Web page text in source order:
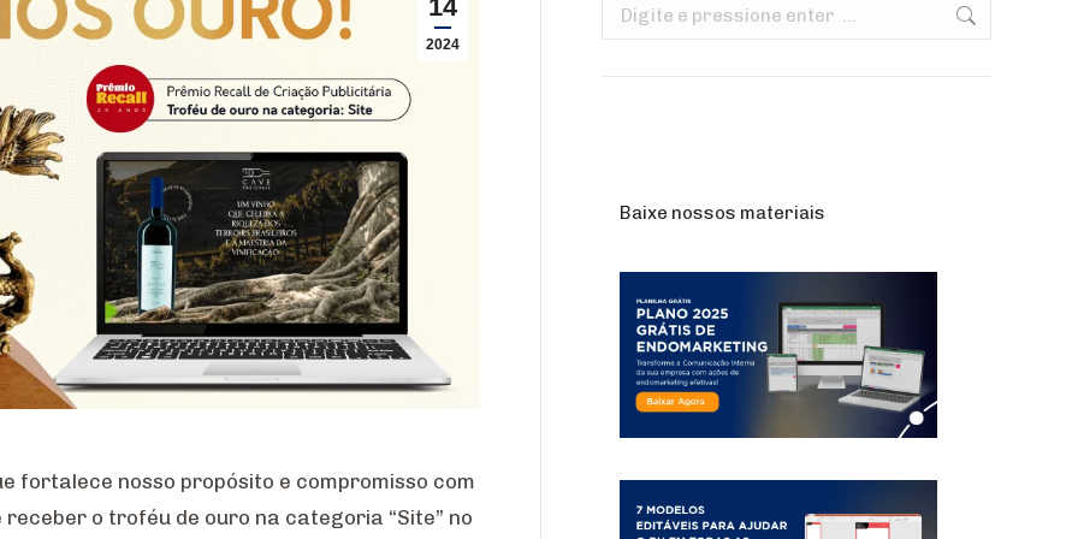
14
2024
fortalece nosso propósito e compromisso com
o troféu de ouro na categoria “Site” no
Search:
Baixe nossos materiais